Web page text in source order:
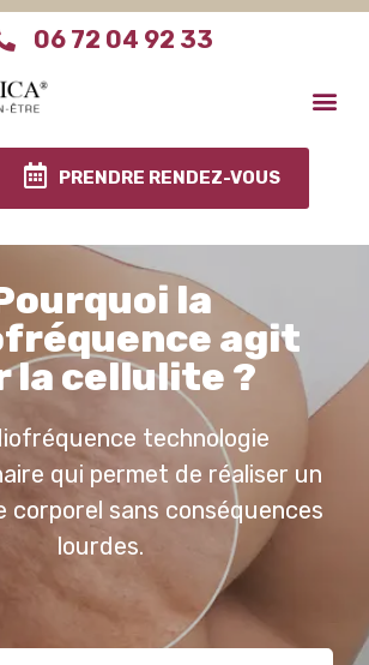
06 72 04 92 33
PRENDRE RENDEZ-VOUS
la
agit
la cellulite ?
technologie
qui permet de réaliser un
corporel sans conséquences
lourdes.